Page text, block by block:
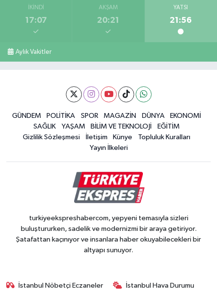
İKINDI
17:07
AKŞAM
20:21
YATSI
21:56
Aylık Vakitler
GÜNDEM POLİTİKA SPOR MAGAZİN DÜNYA
EKONOMİ
SAĞLIK
YAŞAM BİLİM VE TEKNOLOJİ
EĞİTİM
Gizlilik Sözleşmesi
İletişim Künye
Topluluk Kuralları
Yayın İlkeleri
turkiyeekspreshabercom, yepyeni temasıyla sizleri
buluştururken, sadelik ve modernizmi bir araya getiriyor.
Şatafattan kaçınıyor ve insanlara haber okuyabilecekleri bir
altyapı sunuyor.
İstanbul Nöbetçi Eczaneler İstanbul Hava Durumu